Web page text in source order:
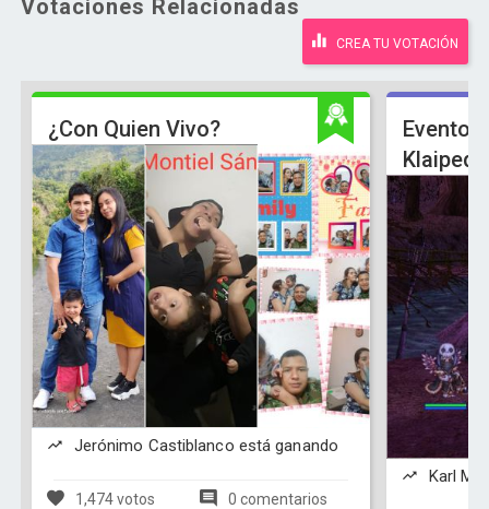
Votaciones Relacionadas
CREA TU VOTACIÓN
¿Con Quien Vivo?
Jerónimo Castiblanco está ganando
1,474 votos 0 comentarios
Evento
Karl